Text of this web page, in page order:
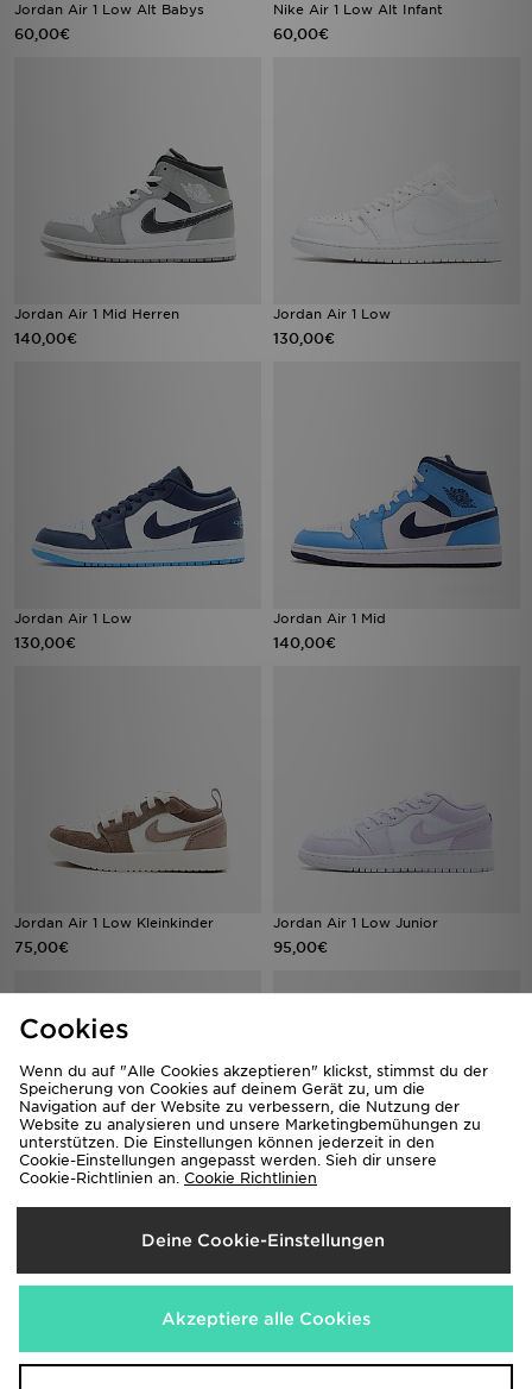
Jordan Air 1 Low Alt Babys
60,00€
Nike Air 1 Low Alt Infant
60,00€
Jordan Air 1 Mid Herren
140,00€
Jordan Air 1 Low
130,00€
Jordan Air 1 Low
130,00€
Jordan Air 1 Mid
140,00€
Jordan Air 1 Low Kleinkinder
75,00€
Jordan Air 1 Low Junior
95,00€
65,00€
Cookies
Wenn du auf "Alle Cookies akzeptieren" klickst, stimmst du der
Speicherung von Cookies auf deinem Gerät zu, um die
Navigation auf der Website zu verbessern, die Nutzung der
Website zu analysieren und unsere Marketingbemühungen zu
unterstützen. Die Einstellungen können jederzeit in den
Cookie-Einstellungen angepasst werden. Sieh dir unsere
Cookie-Richtlinien an. Cookie Richtlinien
Deine Cookie-Einstellungen
Akzeptiere alle Cookies